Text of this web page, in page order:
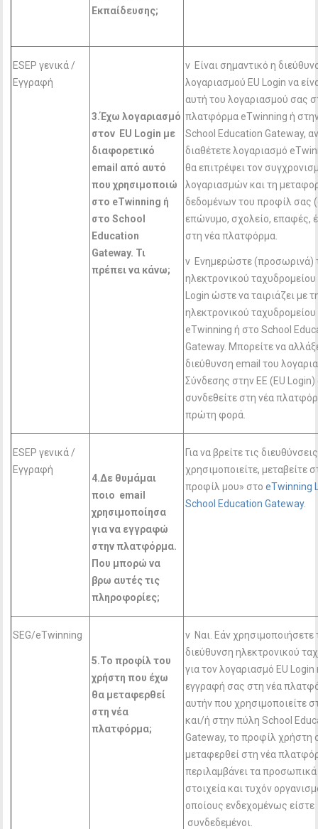
Εκπαίδευσης;
ESEP γενικά /
Εγγραφή
3.Έχω λογαριασμό
στον EU Login με
διαφορετικό
email από αυτό
που χρησιμοποιώ
στο eTwinning ή
στο School
Education
Gateway. Τι
πρέπει να κάνω;
v Είναι σημαντικό η
λογαριασμού EU Login να
αυτή του λογαριασμού σας
πλατφόρμα eTwinning ή
School Education Gateway,
διαθέτετε λογαριασμό
θα επιτρέψει τον
λογαριασμών και τη
δεδομένων του προφίλ σας
επώνυμο, σχολείο, επαφές,
στη νέα πλατφόρμα.
v Ενημερώστε (προσωρινά)
ηλεκτρονικού ταχυδρομείου
Login ώστε να ταιριάζει με
ηλεκτρονικού
eTwinning ή στο School
Gateway. Μπορείτε να
διεύθυνση email του
Σύνδεσης στην ΕΕ (EU
συνδεθείτε στη νέα
πρώτη φορά.
ESEP γενικά /
Εγγραφή
4.Δε θυμάμαι
ποιο email
χρησιμοποίησα
για να εγγραφώ
στην πλατφόρμα.
Που μπορώ να
βρω αυτές τις
πληροφορίες;
Για να βρείτε τις
χρησιμοποιείτε, μεταβείτε
προφίλ μου» στοeTwinning
School Education Gateway.
SEG/eTwinning
5.Το προφίλ του
χρήστη που έχω
θα μεταφερθεί
στη νέα
πλατφόρμα;
v Ναι. Εάν χρησιμοποιήσετε
διεύθυνση ηλεκτρονικού
για τον λογαριασμό EU Login
εγγραφή σας στη νέα
αυτήν που χρησιμοποιείτε
και/ή στην πύλη School
Gateway, το προφίλ χρήστη
μεταφερθεί στη νέα
περιλαμβάνει τα
στοιχεία και τυχόν
οποίους ενδεχομένως είστε
συνδεδεμένοι.